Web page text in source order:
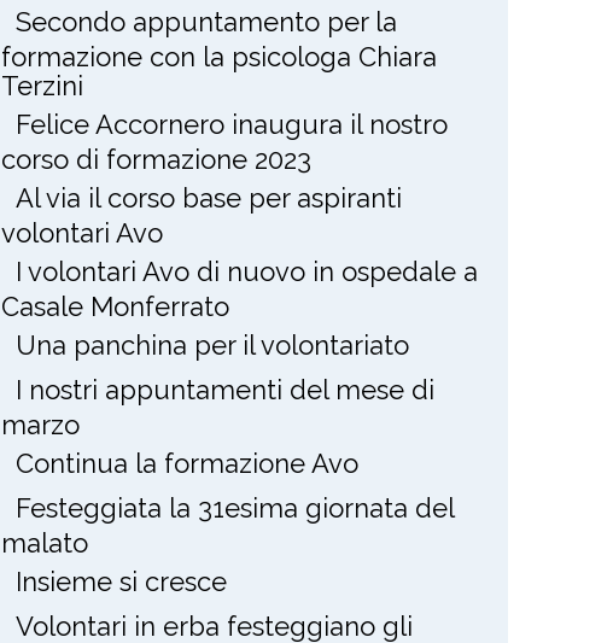
Secondo appuntamento per la
formazione con la psicologa Chiara
Terzini
Felice Accornero inaugura il nostro
corso di formazione 2023
Al via il corso base per aspiranti
volontari Avo
I volontari Avo di nuovo in ospedale a
Casale Monferrato
Una panchina per il volontariato
I nostri appuntamenti del mese di
marzo
Continua la formazione Avo
Festeggiata la 31esima giornata del
malato
Insieme si cresce
Volontari in erba festeggiano gli